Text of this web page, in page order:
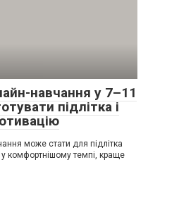
навчання у 7–11
підлітка і
може стати для підлітка
комфортнішому темпі, краще